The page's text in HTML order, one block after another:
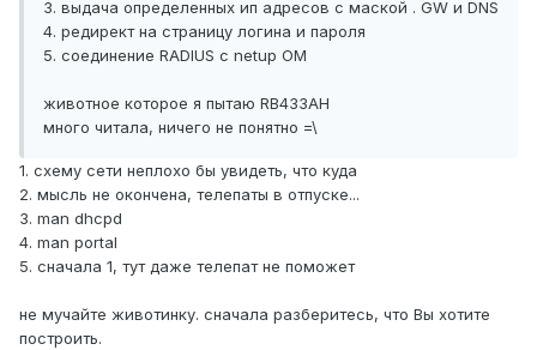
3. выдача определенных ип адресов с маской . GW и DNS
4. редирект на страницу логина и пароля
5. соединение RADIUS с netup ОМ
животное которое я пытаю RB433AH
много читала, ничего не понятно =\
1. схему сети неплохо бы увидеть, что куда
2. мысль не окончена, телепаты в отпуске...
3. man dhcpd
4. man portal
5. сначала 1, тут даже телепат не поможет
не мучайте животинку. сначала разберитесь, что Вы хотите
построить.